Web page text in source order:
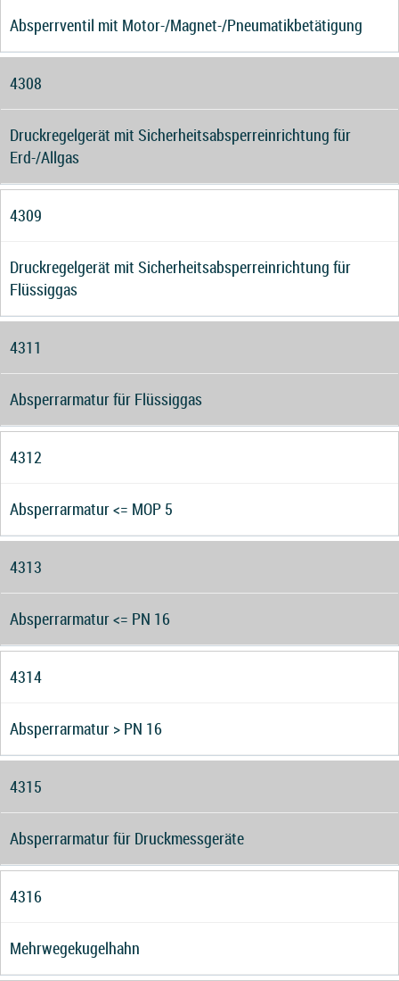
Absperrventil mit Motor-/Magnet-/Pneumatikbetätigung
4308
Druckregelgerät mit Sicherheitsabsperreinrichtung für
Erd-/Allgas
4309
Druckregelgerät mit Sicherheitsabsperreinrichtung für
Flüssiggas
4311
Absperrarmatur für Flüssiggas
4312
Absperrarmatur <= MOP 5
4313
Absperrarmatur <= PN 16
4314
Absperrarmatur > PN 16
4315
Absperrarmatur für Druckmessgeräte
4316
Mehrwegekugelhahn